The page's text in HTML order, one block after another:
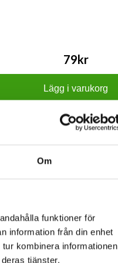
Om
funktioner för
information från din enhet
kombinera informationen
tjänster.
79kr
Lägg i varukorg